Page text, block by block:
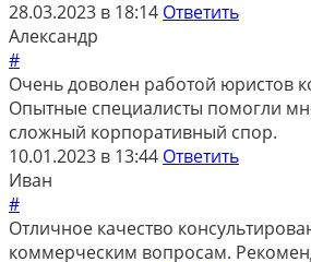
28.03.2023 в 18:14 Ответить
Александр
#
Очень доволен работой юристов
Опытные специалисты помогли
сложный корпоративный спор.
10.01.2023 в 13:44 Ответить
Иван
#
Отличное качество
коммерческим вопросам.